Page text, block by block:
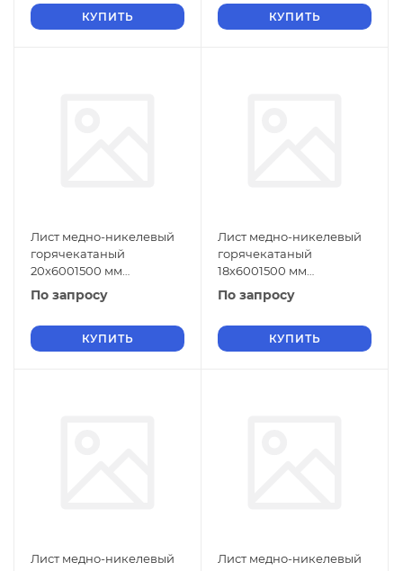
КУПИТЬ КУПИТЬ
Лист медно-никелевый
горячекатаный
20х6001500 мм
МНЖМц30-1-1 ГОСТ 5063-
По запросу
КУПИТЬ
Лист медно-никелевый
горячекатаный
18х6001500 мм
МНЖМц30-1-1 ГОСТ 5063-
По запросу
КУПИТЬ
Лист медно-никелевый
Лист медно-никелевый